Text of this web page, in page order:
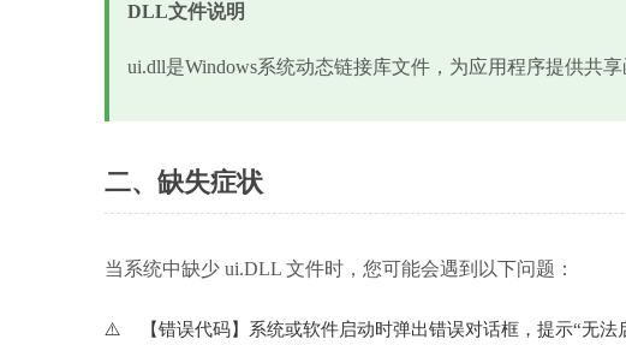
DLL文件说明
ui.dll是Windows系统动态链接库文件，为应用程序提供共享
二、缺失症状
当系统中缺少 ui.DLL 文件时，您可能会遇到以下问题：
【错误代码】系统或软件启动时弹出错误对话框，提示“无